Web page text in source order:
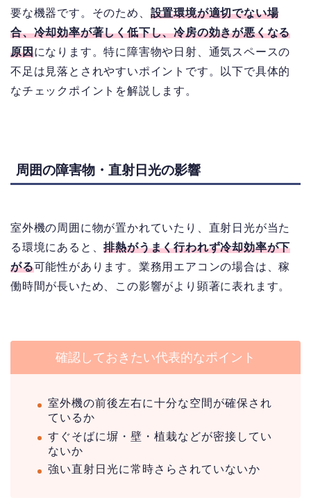
要な機器です。そのため、 設置環境が適切でない場
合、冷却効率が著しく低下し、冷房の効きが悪くなる
原因になります。特に障害物や日射、通気スペースの
不足は見落とされやすいポイントです。以下で具体的
なチェックポイントを解説します。
周囲の障害物・直射日光の影響
室外機の周囲に物が置かれていたり、直射日光が当た
る環境にあると、排熱がうまく行われず冷却効率が下
がる可能性があります。業務用エアコンの場合は、稼
働時間が長いため、この影響がより顕著に表れます。
確認しておきたい代表的なポイント
室外機の前後左右に十分な空間が確保され
ているか
すぐそばに塀・壁・植栽などが密接してい
ないか
強い直射日光に常時さらされていないか